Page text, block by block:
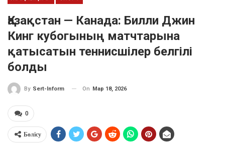
Қазақстан — Канада: Билли Джин
Кинг кубогының матчтарына
қатысатын теннисшілер белгілі
болды
By Sert-Inform On Мар 18, 2026
0
Бөлісу